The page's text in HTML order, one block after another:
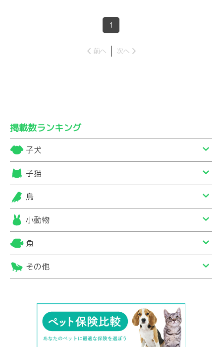
1
前へ 次へ
掲載数ランキング
子犬
子猫
鳥
小動物
魚
その他